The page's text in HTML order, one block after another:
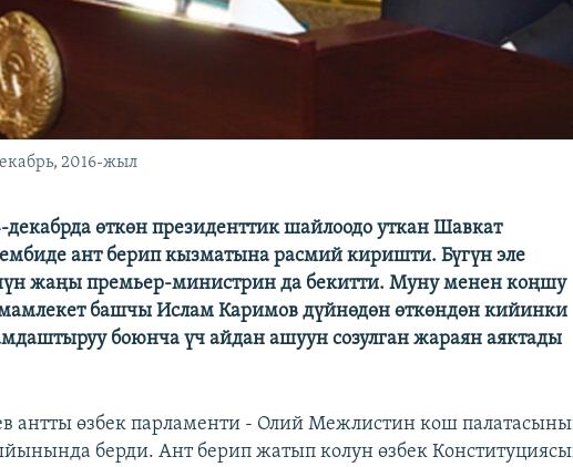
2016-жыл
декабрда өткөн президенттик шайлоодо уткан Шавкат
ант берип кызматына расмий киришти. Бүгүн эле
жаңы премьер-министрин да бекитти. Муну менен коңшу
башчы Ислам Каримов дүйнөдөн өткөндөн кийинки
боюнча үч айдан ашуун созулган жараян аяктады
антты өзбек парламенти - Олий Межлистин кош
берди. Ант берип жатып колун өзбек